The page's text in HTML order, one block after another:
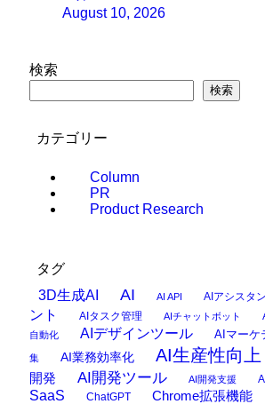
August 10, 2026
検索
検索
カテゴリー
Column
PR
Product Research
タグ
3D生成AI AI AI API AIアシスタ
ント
AIタスク管理 AIチャットボット
自動化
AIデザインツール AIマーケ
集 AI業務効率化 AI生産性向上
開発
AI開発ツール AI開発支援
SaaS
ChatGPT Chrome拡張機能